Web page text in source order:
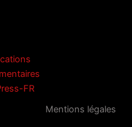
FR
Mentions légales